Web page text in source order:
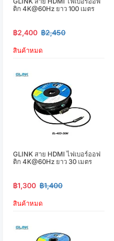
ติก 4K@60Hz ยาว 100 เมตร
฿2,400 ฿2,450
สินค้าหมด
GLINK สาย HDMI ไฟเบอร์ออฟ
ติก 4K@60Hz ยาว 30 เมตร
฿1,300 ฿1,400
สินค้าหมด